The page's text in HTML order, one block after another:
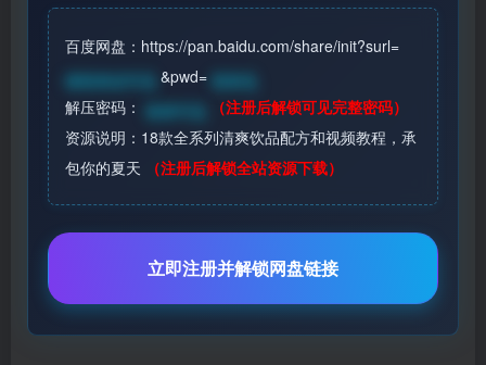
百度网盘：https://pan.baidu.com/share/init?surl=
请登录后可见
&pwd=
解压密码：
（注册后解锁可见完整密码）
资源说明：18款全系列清爽饮品配方和视频教程，承
包你的夏天
（注册后解锁全站资源下载）
立即注册并解锁网盘链接